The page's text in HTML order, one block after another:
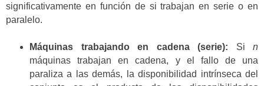
significativamente en función de si trabajan en serie o en
paralelo.
Máquinas trabajando en cadena (serie): Si n
máquinas trabajan en cadena, y el fallo de una
paraliza a las demás, la disponibilidad intrínseca del